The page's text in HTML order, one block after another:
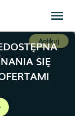
menu
SIĘ
Aplikuj